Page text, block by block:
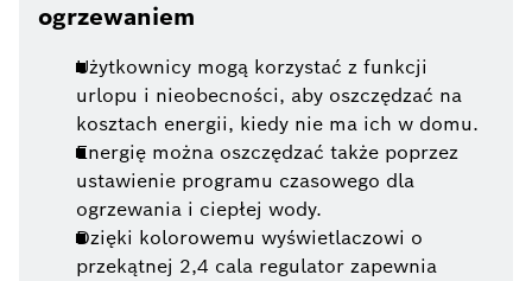
ogrzewaniem
Użytkownicy mogą korzystać z funkcji
urlopu i nieobecności, aby oszczędzać na
kosztach energii, kiedy nie ma ich w domu.
Energię można oszczędzać także poprzez
ustawienie programu czasowego dla
ogrzewania i ciepłej wody.
Dzięki kolorowemu wyświetlaczowi o
przekątnej 2,4 cala regulator zapewnia